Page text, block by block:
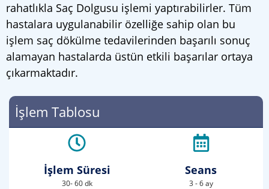
rahatlıkla Saç Dolgusu işlemi yaptırabilirler. Tüm
hastalara uygulanabilir özelliğe sahip olan bu
işlem saç dökülme tedavilerinden başarılı sonuç
alamayan hastalarda üstün etkili başarılar ortaya
çıkarmaktadır.
İşlem Tablosu
İşlem Süresi
30- 60 dk
Seans
3 - 6 ay